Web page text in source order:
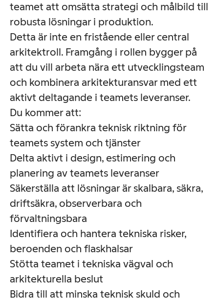
teamet att omsätta strategi och målbild till
robusta lösningar i produktion.
Detta är inte en fristående eller central
arkitektroll. Framgång i rollen bygger på
att du vill arbeta nära ett utvecklingsteam
och kombinera arkitekturansvar med ett
aktivt deltagande i teamets leveranser.
Du kommer att:
Sätta och förankra teknisk riktning för
teamets system och tjänster
Delta aktivt i design, estimering och
planering av teamets leveranser
Säkerställa att lösningar är skalbara, säkra,
driftsäkra, observerbara och
förvaltningsbara
Identifiera och hantera tekniska risker,
beroenden och flaskhalsar
Stötta teamet i tekniska vägval och
arkitekturella beslut
Bidra till att minska teknisk skuld och